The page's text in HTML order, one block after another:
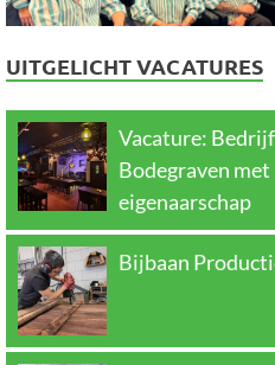
UITGELICHT VACATURES
Vacature:
Bodegraven met
eigenaarschap
Bijbaan